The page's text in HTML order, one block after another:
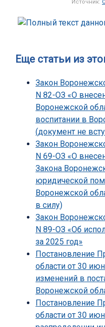
Источник:
Еще статьи из
Закон
N 82-ОЗ «О
Воронежской
воспитании в
(документ не
Закон
N 69-ОЗ «О
Закона
юридической
Воронежской
в силу)
Закон
N 89-ОЗ «Об
за 2025 год»
Постановление
области от 30
изменений в
Воронежской
Постановление
области от 30